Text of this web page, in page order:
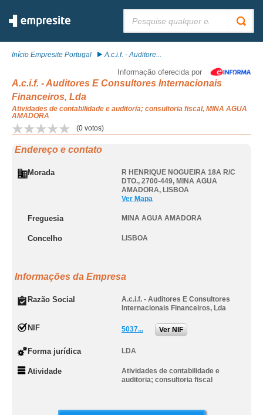
Início Empresite Portugal A.c.i.f. - Auditore...
Informação oferecida por
A.c.i.f. - Auditores E Consultores Internacionais
Financeiros, Lda
Atividades de contabilidade e auditoria; consultoria fiscal, MINA AGUA
AMADORA
(0 votos)
Endereço e contato
Morada
R HENRIQUE NOGUEIRA 18A R/C
DTO., 2700-449, MINA AGUA
AMADORA, LISBOA
Ver Mapa
Freguesia MINA AGUA AMADORA
Concelho LISBOA
Informações da Empresa
Razão Social
A.c.i.f. - Auditores E Consultores
Internacionais Financeiros, Lda
NIF 5037... Ver NIF
Forma jurídica LDA
Atividade
Atividades de contabilidade e
auditoria; consultoria fiscal